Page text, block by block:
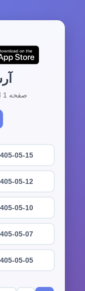
صفحه 1 از 343 | مجموع 3424 آرشیو
05-15
05-12
05-10
05-07
05-05